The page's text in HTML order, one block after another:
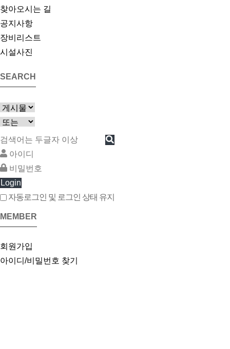
찾아오시는 길
공지사항
장비리스트
시설사진
SEARCH
Login
자동로그인 및 로그인 상태 유지
MEMBER
회원가입
아이디/비밀번호 찾기